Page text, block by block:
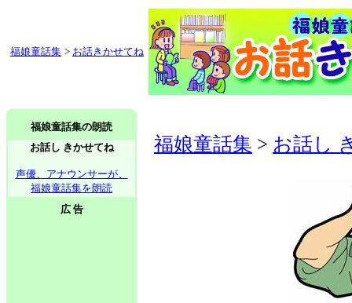
福娘童話集 > お話きかせてね
福娘童話集の朗読
お話し きかせてね
声優、アナウンサーが、
福娘童話集を朗読
広 告
福娘童話集 > お話し